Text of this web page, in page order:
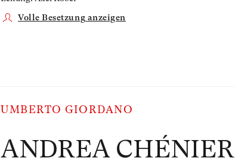
Volle Besetzung anzeigen
UMBERTO GIORDANO
ANDREA CHÉNIER